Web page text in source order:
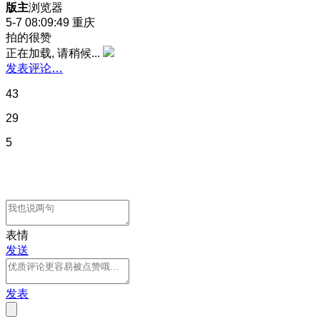
版主浏览器
5-7 08:09:49 重庆
拍的很赞
正在加载, 请稍候...
发表评论…
43
29
5
表情
发送
发表